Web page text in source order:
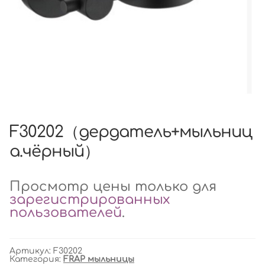
F30202（дердатель+мыльниц
а.чёрный）
Просмотр цены только для
зарегистрированных
пользователей.
Артикул: F30202
Категория: FRAP мыльницы